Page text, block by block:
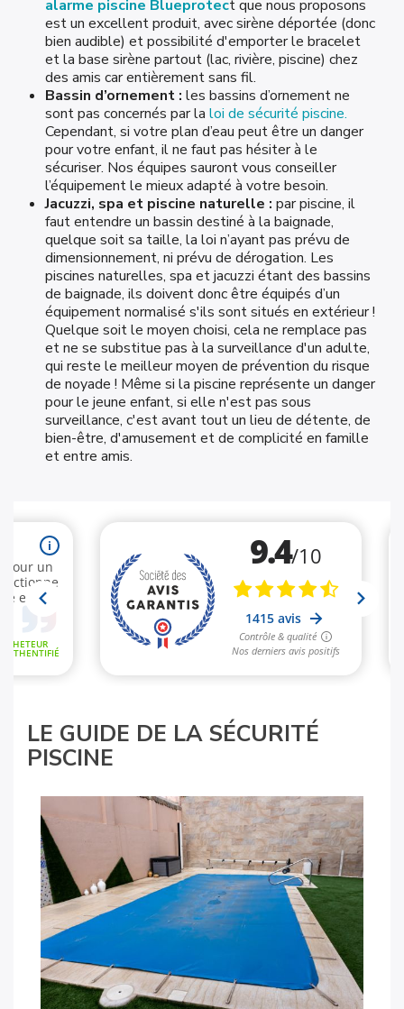
alarme piscine Blueprotect que nous proposons
est un excellent produit, avec sirène déportée (donc
bien audible) et possibilité d'emporter le bracelet
et la base sirène partout (lac, rivière, piscine) chez
des amis car entièrement sans fil.
Bassin d’ornement : les bassins d’ornement ne
sont pas concernés par la loi de sécurité piscine.
Cependant, si votre plan d’eau peut être un danger
pour votre enfant, il ne faut pas hésiter à le
sécuriser. Nos équipes sauront vous conseiller
l’équipement le mieux adapté à votre besoin.
Jacuzzi, spa et piscine naturelle : par piscine, il
faut entendre un bassin destiné à la baignade,
quelque soit sa taille, la loi n’ayant pas prévu de
dimensionnement, ni prévu de dérogation. Les
piscines naturelles, spa et jacuzzi étant des bassins
de baignade, ils doivent donc être équipés d’un
équipement normalisé s'ils sont situés en extérieur !
Quelque soit le moyen choisi, cela ne remplace pas
et ne se substitue pas à la surveillance d'un adulte,
qui reste le meilleur moyen de prévention du risque
de noyade ! Même si la piscine représente un danger
pour le jeune enfant, si elle n'est pas sous
surveillance, c'est avant tout un lieu de détente, de
bien-être, d'amusement et de complicité en famille
et entre amis.
LE GUIDE DE LA SÉCURITÉ
PISCINE